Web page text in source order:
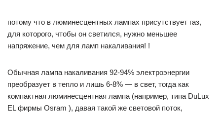
потому что в люминесцентных лампах присутствует газ,
для которого, чтобы он светился, нужно меньшее
напряжение, чем для ламп накаливания! !
Обычная лампа накаливания 92-94% электроэнергии
преобразует в тепло и лишь 6-8% — в свет, тогда как
компактная люминесцентная лампа (например, типа DuLux
EL фирмы Osram ), давая такой же световой поток,